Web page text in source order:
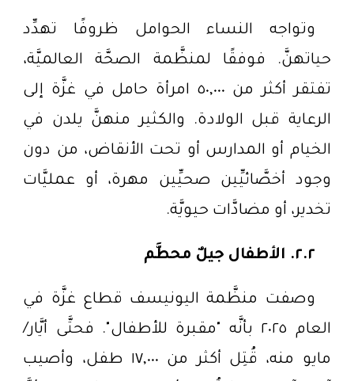
وتواجه النساء الحوامل ظروفًا تهدِّد
حياتهنَّ. فوفقًا لمنظَّمة الصحَّة العالميَّة،
تفتقر أكثر من ٥٠,٠٠٠ امرأة حامل في غزَّة إلى
الرعاية قبل الولادة. والكثير منهنَّ يلدن في
الخيام أو المدارس أو تحت الأنقاض، من دون
وجود أخصَّائيِّين صحيِّين مهرة، أو عمليَّات
تخدير، أو مضادَّات حيويَّة.
٢.٢. الأطفال جيلٌ محطَّم
وصفت منظَّمة اليونيسف قطاع غزَّة في
العام ٢٠٢٥ بأنَّه "مقبرة للأطفال". فحتَّى أيَّار/
مايو منه، قُتِل أكثر من ١٧,٠٠٠ طفل، وأصيب